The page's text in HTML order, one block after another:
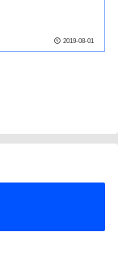
2019-08-01